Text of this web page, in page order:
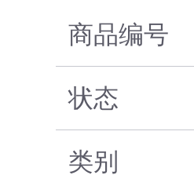
商品编号
状态
类别